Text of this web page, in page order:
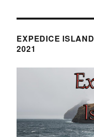
EXPEDICE
2021